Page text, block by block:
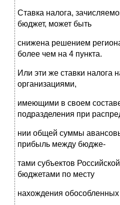
Ставка налога,
бюджет, может быть
снижена решением
более чем на 4 пункта.
Или эти же ставки налога
организациями,
имеющими в своем
подразделения при
нии общей суммы
прибыль между бюдже-
тами субъектов
бюджетами по месту
нахождения